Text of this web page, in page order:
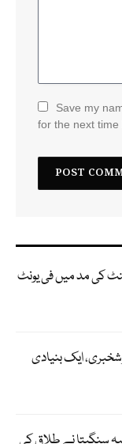
Save my
for the next time
کی مد میں فی یونٹ
ایک بنیادی